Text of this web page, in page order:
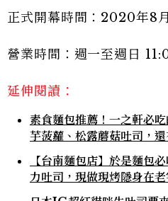
正式開幕時間：2020年8
營業時間：週一至週日
延伸閱讀：
素食麵包推薦！一之軒必
芋菠蘿、松露蘑菇吐司，
【台南麵包店】於是麵包
力吐司，現做現烤隱身在